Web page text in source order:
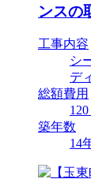
ンスの
工事内容
シ
デ
総額費用
築年数
14